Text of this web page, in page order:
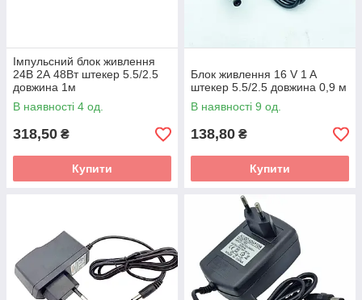
Імпульсний блок живлення
24В 2А 48Вт штекер 5.5/2.5
довжина 1м
В наявності 4 од.
318,50 ₴
Купити
Блок живлення 16 V 1 A
штекер 5.5/2.5 довжина 0,9 м
В наявності 9 од.
138,80 ₴
Купити